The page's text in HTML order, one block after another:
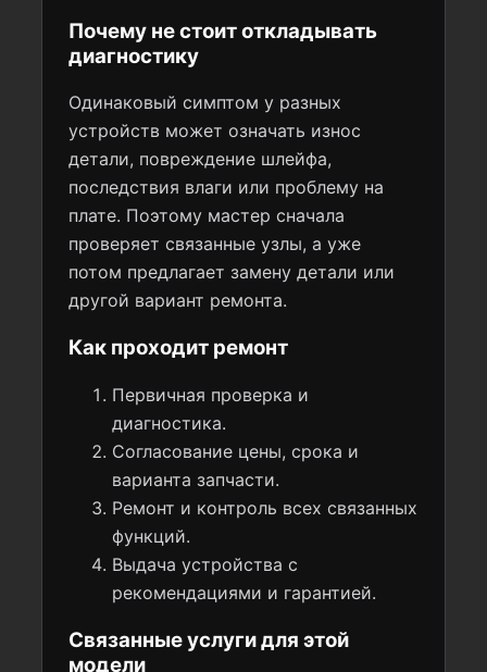
Почему не стоит откладывать
диагностику
Одинаковый симптом у разных
устройств может означать износ
детали, повреждение шлейфа,
последствия влаги или проблему на
плате. Поэтому мастер сначала
проверяет связанные узлы, а уже
потом предлагает замену детали или
другой вариант ремонта.
Как проходит ремонт
Первичная проверка и
диагностика.
Согласование цены, срока и
варианта запчасти.
Ремонт и контроль всех связанных
функций.
Выдача устройства с
рекомендациями и гарантией.
Связанные услуги для этой
модели